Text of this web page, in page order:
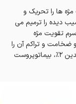
ها را تحریک و
دیده را ترمیم می
تقویت مژه
ضخامت و تراکم آن را
افزایش می دهد. این محصول حاوی استموکسیدین 2%، بیماتوپروست